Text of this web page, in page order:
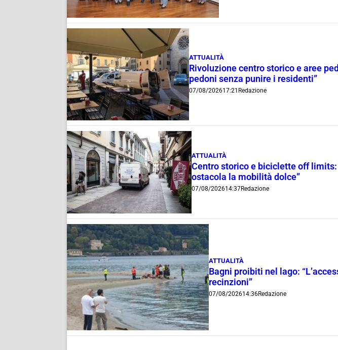
ATTUALITÀ
Rivoluzione centro storico e aree
pedoni senza punire i residenti”
07/08/202617:21 Redazione
ATTUALITÀ
Centro storico e biciclette off
ostacola la mobilità dolce”
07/08/202614:37Redazione
ATTUALITÀ
Bagni proibiti nel lago:
recinzioni”
07/08/202614:36Redazione